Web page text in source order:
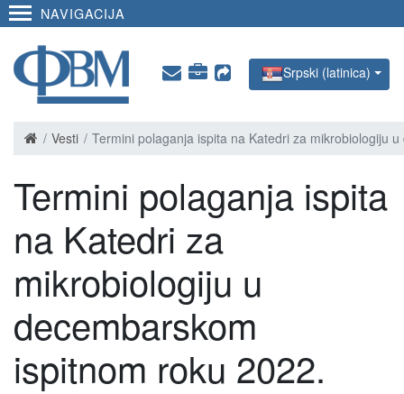
NAVIGACIJA
Srpski (latinica)
Vesti Termini polaganja ispita na Katedri za mikrobiologiju
Termini polaganja ispita
na Katedri za
mikrobiologiju u
decembarskom
ispitnom roku 2022.